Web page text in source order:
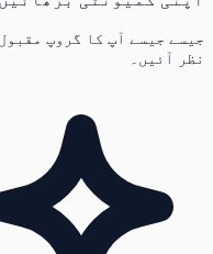
جیسے جیسے آپ کا گروپ
نظر آئیں۔